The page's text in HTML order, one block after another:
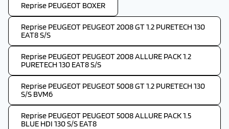
Reprise PEUGEOT BOXER
Reprise PEUGEOT PEUGEOT 2008 GT 1.2 PURETECH 130
EAT8 S/S
Reprise PEUGEOT PEUGEOT 2008 ALLURE PACK 1.2
PURETECH 130 EAT8 S/S
Reprise PEUGEOT PEUGEOT 5008 GT 1.2 PURETECH 130
S/S BVM6
Reprise PEUGEOT PEUGEOT 5008 ALLURE PACK 1.5
BLUE HDI 130 S/S EAT8